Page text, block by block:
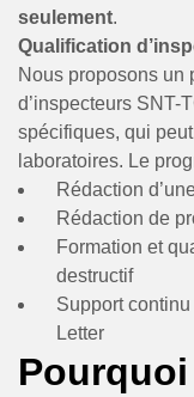
seulement.
Qualification
Nous proposons un
d’inspecteurs SNT-
spécifiques, qui
laboratoires. Le
Rédaction
Rédaction de
Formation et
destructif
Support
Letter